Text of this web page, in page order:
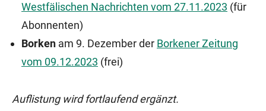
Westfälischen Nachrichten vom 27.11.2023 (für
Abonnenten)
Borken am 9. Dezember der Borkener Zeitung
vom 09.12.2023 (frei)
Auflistung wird fortlaufend ergänzt.